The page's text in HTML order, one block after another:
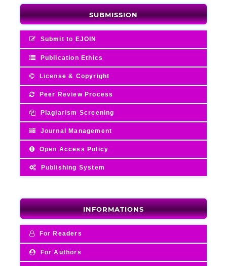
SUBMISSION
Submit to EJOIN
Publication Ethics
License & Copyright
Peer Review Process
Plagiarism Screening
Journal Management
Open Access Policy
Publishing System
INFORMATIONS
For Readers
For Authors